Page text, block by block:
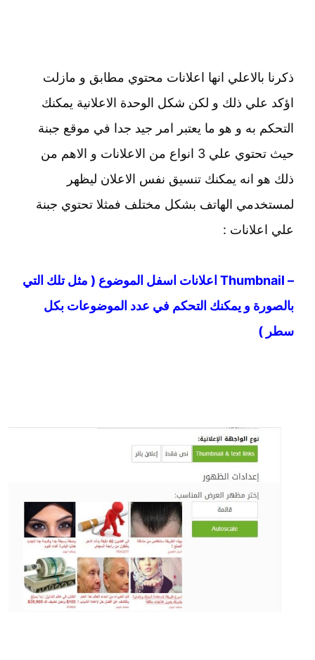
ذكرنا بالاعلي انها اعلانات محتوي مطابق و مازلت
اؤكد علي ذلك و لكن شكل الوحدة الاعلانية يمكنك
التحكم به و هو ما يعتبر امر جيد جدا في موقع جبنة
حيث تحتوي علي 3 انواع من الاعلانات و الاهم من
ذلك هو انه يمكنك تنسيق نفس الاعلان ليظهر
لمستخدمي الهاتف بشكل مختلف فمثلا تحتوي جبنة
علي اعلانات :
– Thumbnail اعلانات اسفل الموضوع ( مثل تلك التي
بالصورة و يمكنك التحكم في عدد الموضوعات بكل
سطر )